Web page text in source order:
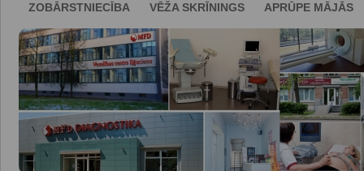
ZOBĀRSTNIECĪBA
VĒŽA SKRĪNINGS APRŪPE MĀJĀS